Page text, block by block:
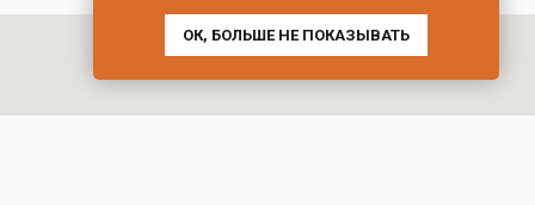
ОК, БОЛЬШЕ НЕ ПОКАЗЫВАТЬ